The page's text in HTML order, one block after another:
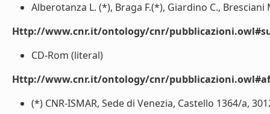
Alberotanza L. (*), Braga F.(*), Giardino C., Bresciani
Http://www.cnr.it/ontology/cnr/
CD-Rom (literal)
Http://www.cnr.it/ontology/cnr/
(*) CNR-ISMAR, Sede di Venezia, Castello 1364/a,